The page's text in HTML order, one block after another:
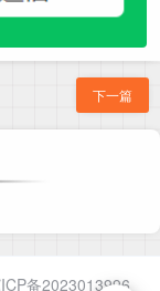
下一篇
备2023013996